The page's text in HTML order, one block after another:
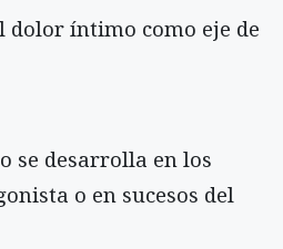
dolor íntimo como eje de
se desarrolla en los
o en sucesos del